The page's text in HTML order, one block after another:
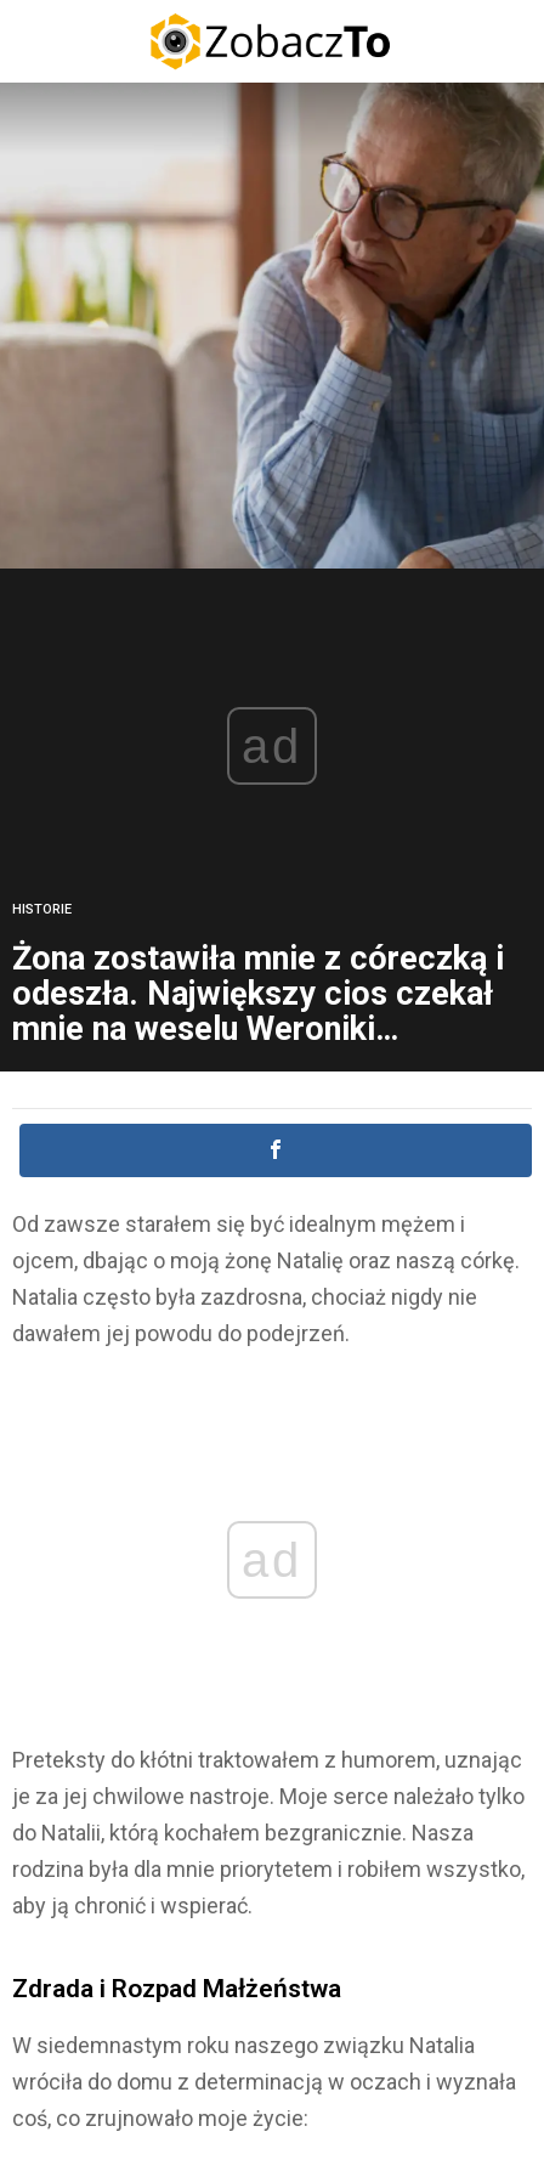
ad
HISTORIE
Żona zostawiła mnie z córeczką i
odeszła. Największy cios czekał
mnie na weselu Weroniki…
Od zawsze starałem się być idealnym mężem i
ojcem, dbając o moją żonę Natalię oraz naszą córkę.
Natalia często była zazdrosna, chociaż nigdy nie
dawałem jej powodu do podejrzeń.
ad
Preteksty do kłótni traktowałem z humorem, uznając
je za jej chwilowe nastroje. Moje serce należało tylko
do Natalii, którą kochałem bezgranicznie. Nasza
rodzina była dla mnie priorytetem i robiłem wszystko,
aby ją chronić i wspierać.
Zdrada i Rozpad Małżeństwa
W siedemnastym roku naszego związku Natalia
wróciła do domu z determinacją w oczach i wyznała
coś, co zrujnowało moje życie: